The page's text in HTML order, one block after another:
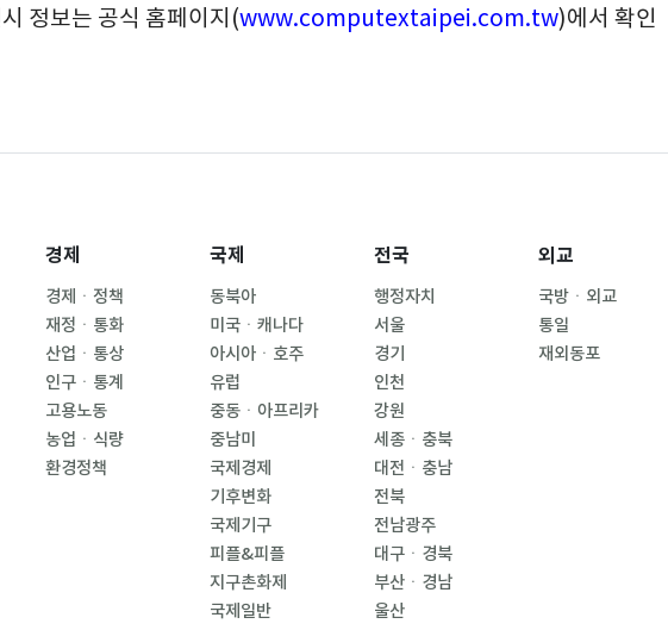
정보는 공식 홈페이지(www.computextaipei.com.tw)에서 확인
경제
경제ㆍ정책
재정ㆍ통화
산업ㆍ통상
인구ㆍ통계
고용노동
농업ㆍ식량
환경정책
국제
동북아
미국ㆍ캐나다
아시아ㆍ호주
유럽
중동ㆍ아프리카
중남미
국제경제
기후변화
국제기구
피플&피플
지구촌화제
국제일반
전국
행정자치
서울
경기
인천
강원
세종ㆍ충북
대전ㆍ충남
전북
전남광주
대구ㆍ경북
부산ㆍ경남
울산
외교
국방ㆍ외교
통일
재외동포